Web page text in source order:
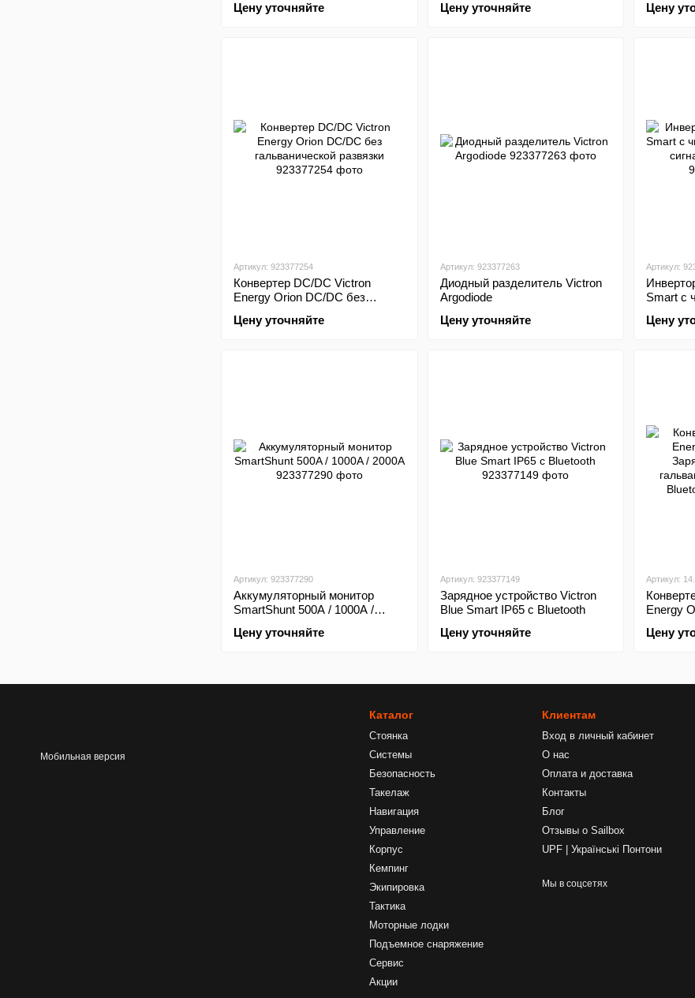
Цену уточняйте
Цену уточняйте
Цену
Артикул: 923377254
Конвертер DC/DC Victron
Energy Orion DC/DC без
Цену уточняйте
Артикул: 923377263
Диодный разделитель Victron
Argodiode
Цену уточняйте
Артикул:
Smart с
1600-
Цену
Артикул: 923377290
Аккумуляторный монитор
SmartShunt 500A / 1000A /
Цену уточняйте
Артикул: 923377149
Зарядное устройство Victron
Blue Smart IP65 с Bluetooth
Цену уточняйте
Артикул:
Energy
Цену
Мобильная версия
Каталог
Стоянка
Системы
Безопасность
Такелаж
Навигация
Управление
Корпус
Кемпинг
Экипировка
Тактика
Моторные лодки
Подъемное снаряжение
Сервис
Акции
Клиентам
Вход в личный кабинет
О нас
Оплата и доставка
Контакты
Блог
Отзывы о Sailbox
UPF | Українські Понтони
Мы в соцсетях